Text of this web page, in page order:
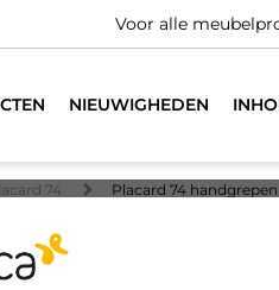
Voor alle
NIEUWIGHEDEN
74 Placard 74 handgrepen